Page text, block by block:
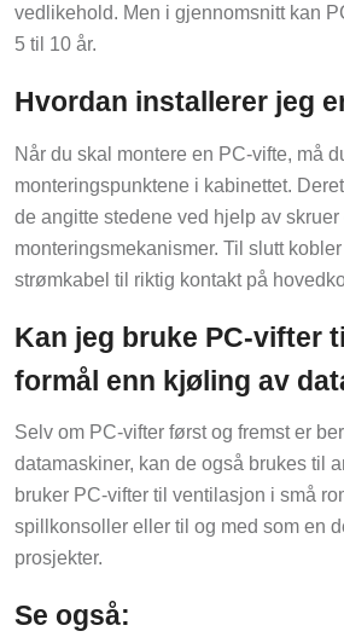
vedlikehold. Men i gjennomsnitt kan
5 til 10 år.
Hvordan installerer jeg
Når du skal montere en PC-vifte, må
monteringspunktene i kabinettet.
de angitte stedene ved hjelp av skruer
monteringsmekanismer. Til slutt
strømkabel til riktig kontakt på
Kan jeg bruke PC-vifter
formål enn kjøling av
Selv om PC-vifter først og fremst er
datamaskiner, kan de også brukes til
bruker PC-vifter til ventilasjon i små
spillkonsoller eller til og med som en
prosjekter.
Se også: